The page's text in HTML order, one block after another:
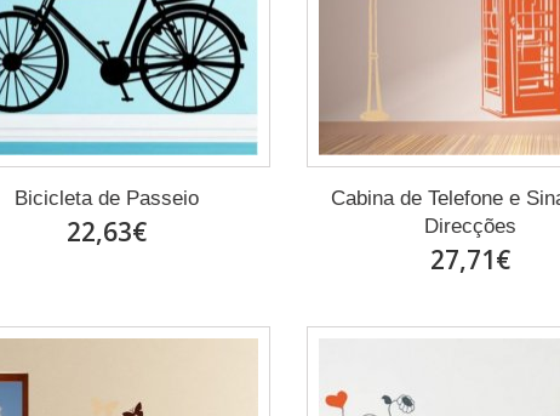
Bicicleta de Passeio
22,63€
Cabina de Telefone e
Direcções
27,71€